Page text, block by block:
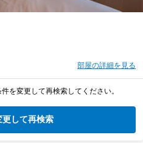
部屋の詳細を見る
を変更して再検索してください。
更して再検索